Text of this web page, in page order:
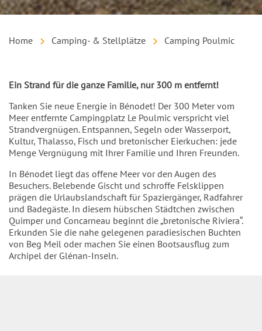
Home Camping- & Stellplätze Camping Poulmic
Einleitung
Ein Strand für die ganze Familie, nur 300 m entfernt!
Tanken Sie neue Energie in Bénodet! Der 300 Meter vom
Meer entfernte Campingplatz Le Poulmic verspricht viel
Strandvergnügen. Entspannen, Segeln oder Wasserport,
Kultur, Thalasso, Fisch und bretonischer Eierkuchen: jede
Menge Vergnügung mit Ihrer Familie und Ihren Freunden.
In Bénodet liegt das offene Meer vor den Augen des
Besuchers. Belebende Gischt und schroffe Felsklippen
prägen die Urlaubslandschaft für Spaziergänger, Radfahrer
und Badegäste. In diesem hübschen Städtchen zwischen
Quimper und Concarneau beginnt die „bretonische Riviera“.
Erkunden Sie die nahe gelegenen paradiesischen Buchten
von Beg Meil oder machen Sie einen Bootsausflug zum
Archipel der Glénan-Inseln.